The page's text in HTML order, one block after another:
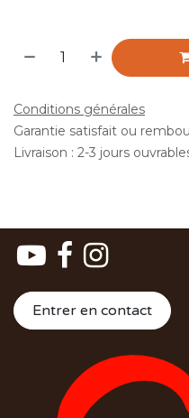
Conditions générales
Garantie satisfait ou
Livraison : 2-3 jours
Entrer en contact